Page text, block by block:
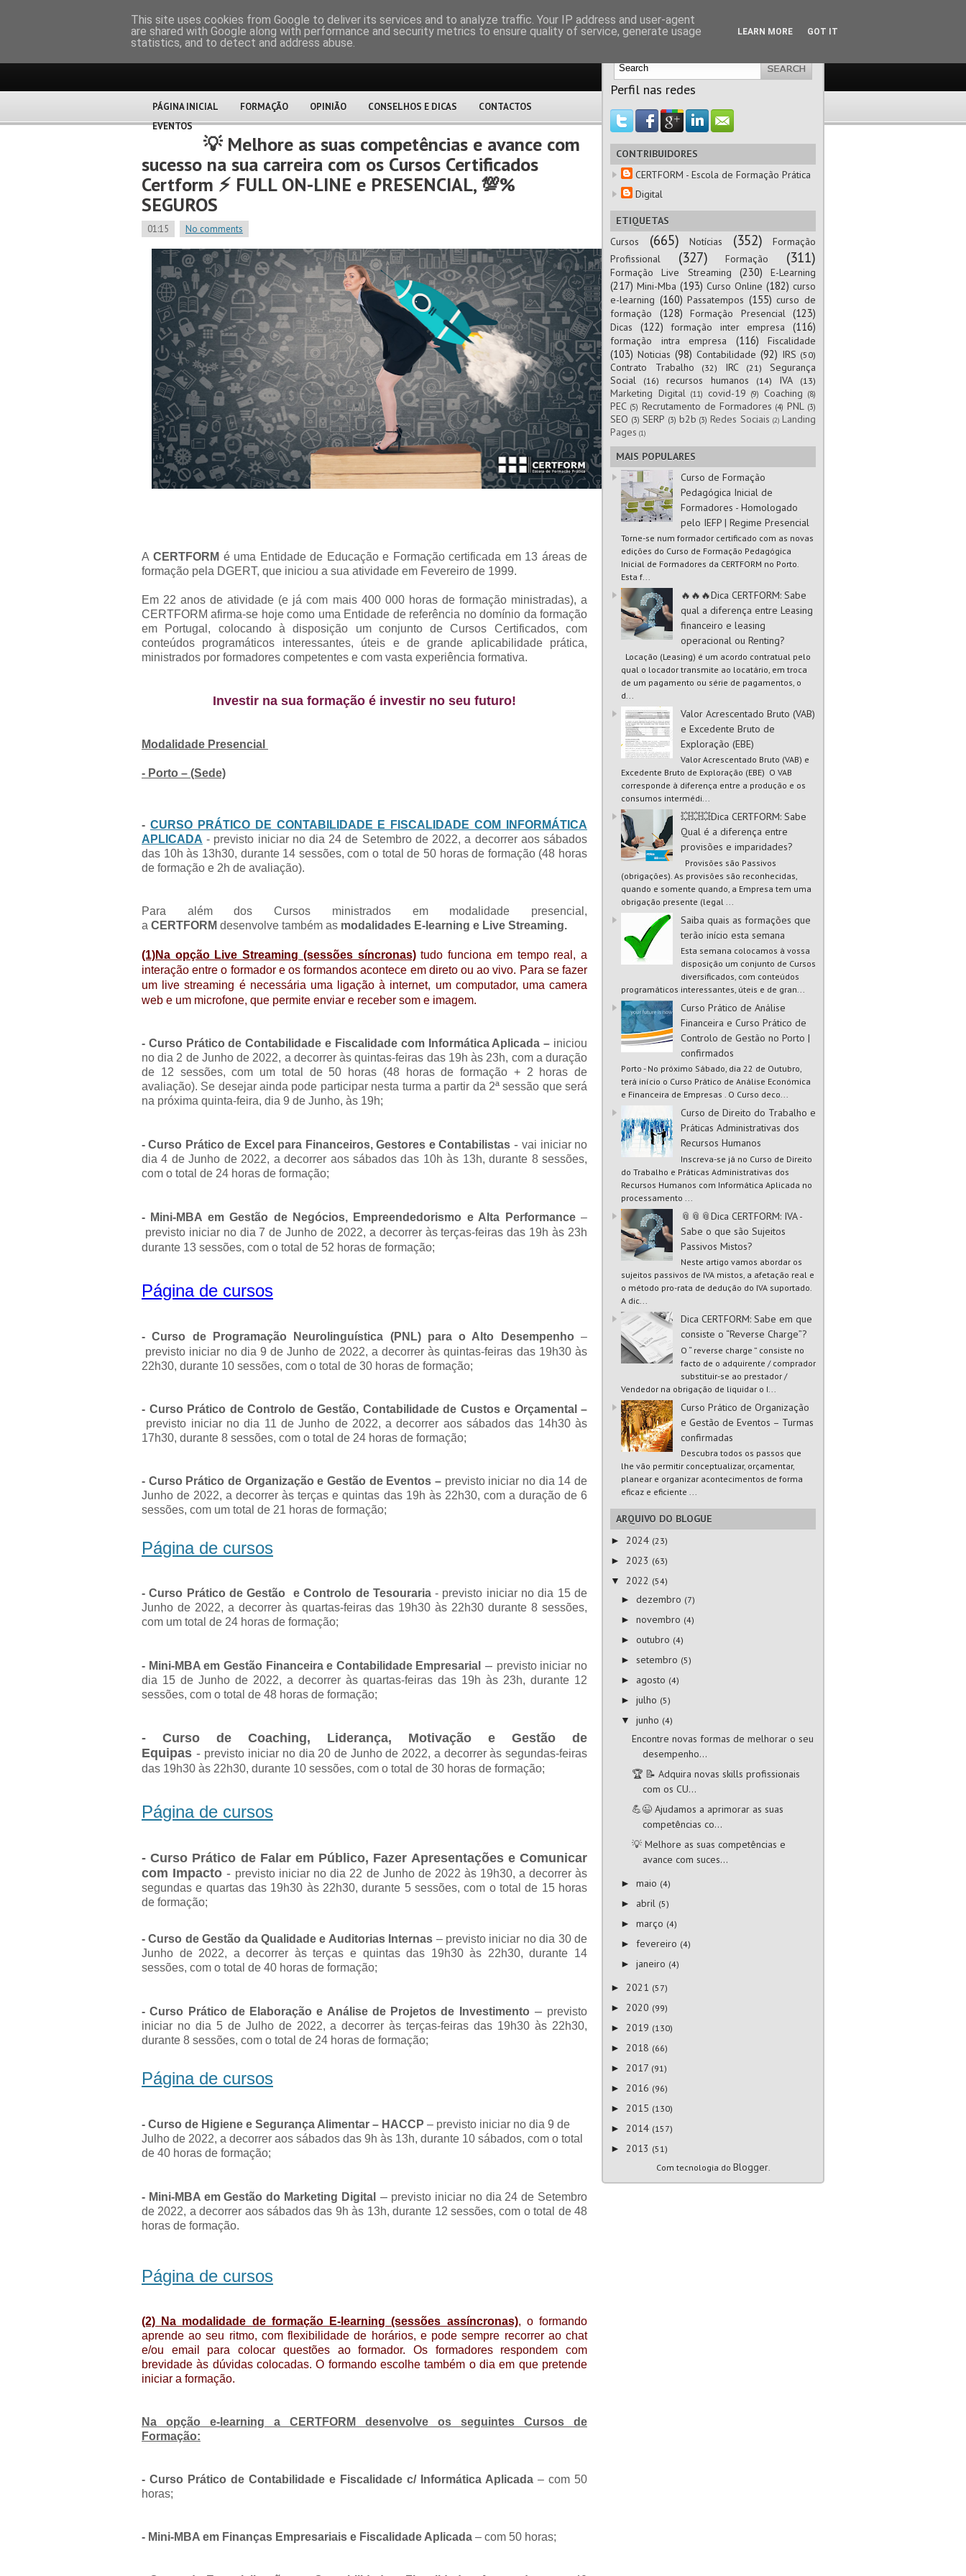
CERTFORM
PÁGINA INICIAL FORMAÇÃO OPINIÃO CONSELHOS E DICAS
CONTACTOS
EVENTOS
💡 Melhore as suas competências e avance com
sucesso na sua carreira com os Cursos Certificados
Certform ⚡️ FULL ON-LINE e PRESENCIAL, 💯%
SEGUROS
01:15 No comments
ACERTFORM é uma Entidade de Educação e Formação certificada em 13 áreas de
formação pela DGERT, que iniciou a sua atividade em Fevereiro de 1999.
Em 22 anos de atividade (e já com mais 400 000 horas de formação ministradas), a
CERTFORM afirma-se hoje como uma Entidade de referência no domínio da formação
em Portugal, colocando à disposição um conjunto de Cursos Certificados, com
conteúdos programáticos interessantes, úteis e de grande aplicabilidade prática,
ministrados por formadores competentes e com vasta experiência formativa.
Investir na sua formação é investir no seu futuro!
Modalidade Presencial
- Porto – (Sede)
- CURSO PRÁTICO DE CONTABILIDADE E FISCALIDADE COM INFORMÁTICA
APLICADA - previsto iniciar no dia 24 de Setembro de 2022, a decorrer aos sábados
das 10h às 13h30, durante 14 sessões, com o total de 50 horas de formação (48 horas
de formação e 2h de avaliação).
Para além dos Cursos ministrados em modalidade presencial,
a CERTFORM desenvolve também as modalidades E-learning e Live Streaming.
(1)Na opção Live Streaming (sessões síncronas)tudo funciona em tempo real, a
interação entre o formador e os formandos acontece em direto ou ao vivo. Para se fazer
um live streaming é necessária uma ligação à internet, um computador, uma camera
web e um microfone, que permite enviar e receber som e imagem.
- Curso Prático de Contabilidade e Fiscalidade com Informática Aplicada – iniciou
no dia 2 de Junho de 2022, a decorrer às quintas-feiras das 19h às 23h, com a duração
de 12 sessões, com um total de 50 horas (48 horas de formação + 2 horas de
avaliação). Se desejar ainda pode participar nesta turma a partir da 2ª sessão que será
na próxima quinta-feira, dia 9 de Junho, às 19h;
- Curso Prático de Excel para Financeiros, Gestores e Contabilistas -vai iniciar no
dia 4 de Junho de 2022, a decorrer aos sábados das 10h às 13h, durante 8 sessões,
com o total de 24 horas de formação;
- Mini-MBA em Gestão de Negócios, Empreendedorismo e Alta Performance–
previsto iniciar no dia 7 de Junho de 2022, a decorrer às terças-feiras das 19h às 23h
durante 13 sessões, com o total de 52 horas de formação;
Página de cursos
- Curso de Programação Neurolinguística (PNL) para o Alto Desempenho –
previsto iniciar no dia 9 de Junho de 2022, a decorrer às quintas-feiras das 19h30 às
22h30, durante 10 sessões, com o total de 30 horas de formação;
- Curso Prático de Controlo de Gestão, Contabilidade de Custos e Orçamental –
previsto iniciar no dia 11 de Junho de 2022, a decorrer aos sábados das 14h30 às
17h30, durante 8 sessões, com o total de 24 horas de formação;
- Curso Prático de Organização e Gestão de Eventos – previsto iniciar no dia 14 de
Junho de 2022, a decorrer às terças e quintas das 19h às 22h30, com a duração de 6
sessões, com um total de 21 horas de formação;
Página de cursos
- Curso Prático de Gestão e Controlo de Tesouraria- previsto iniciar no dia 15 de
Junho de 2022, a decorrer às quartas-feiras das 19h30 às 22h30 durante 8 sessões,
com um total de 24 horas de formação;
- Mini-MBA em Gestão Financeira e Contabilidade Empresarial – previsto iniciar no
dia 15 de Junho de 2022, a decorrer às quartas-feiras das 19h às 23h, durante 12
sessões, com o total de 48 horas de formação;
- Curso de Coaching, Liderança, Motivação e Gestão de
Equipas - previsto iniciar no dia 20 de Junho de 2022, a decorrer às segundas-feiras
das 19h30 às 22h30, durante 10 sessões, com o total de 30 horas de formação;
Página de cursos
- Curso Prático de Falar em Público, Fazer Apresentações e Comunicar
com Impacto - previsto iniciar no dia 22 de Junho de 2022 às 19h30, a decorrer às
segundas e quartas das 19h30 às 22h30, durante 5 sessões, com o total de 15 horas
de formação;
- Curso de Gestão da Qualidade e Auditorias Internas – previsto iniciar no dia 30 de
Junho de 2022, a decorrer às terças e quintas das 19h30 às 22h30, durante 14
sessões, com o total de 40 horas de formação;
- Curso Prático de Elaboração e Análise de Projetos de Investimento – previsto
iniciar no dia 5 de Julho de 2022, a decorrer às terças-feiras das 19h30 às 22h30,
durante 8 sessões, com o total de 24 horas de formação;
Página de cursos
- Curso de Higiene e Segurança Alimentar – HACCP – previsto iniciar no dia 9 de
Julho de 2022, a decorrer aos sábados das 9h às 13h, durante 10 sábados, com o total
de 40 horas de formação;
- Mini-MBA em Gestão do Marketing Digital – previsto iniciar no dia 24 de Setembro
de 2022, a decorrer aos sábados das 9h às 13h, durante 12 sessões, com o total de 48
horas de formação.
Página de cursos
(2) Na modalidade de formação E-learning (sessões assíncronas), o formando
aprende ao seu ritmo, com flexibilidade de horários, e pode sempre recorrer ao chat
e/ou email para colocar questões ao formador. Os formadores respondem com
brevidade às dúvidas colocadas. O formando escolhe também o dia em que pretende
iniciar a formação.
Na opção e-learning a CERTFORM desenvolve os seguintes Cursos de
Formação:
- Curso Prático de Contabilidade e Fiscalidade c/ Informática Aplicada – com 50
horas;
- Mini-MBA em Finanças Empresariais e Fiscalidade Aplicada – com 50 horas;
Perfil nas redes
CONTRIBUIDORES
CERTFORM - Escola de Formação Prática
Digital
ETIQUETAS
Cursos
(665) Notícias (352)
Formação
Profissional
(327) Formação (311)
Formação Live Streaming (230) E-Learning
(217) Mini-Mba (193) Curso Online (182) curso
e-learning (160) Passatempos (155) curso de
formação
(128) Formação Presencial (123)
Dicas (122) formação inter empresa (116)
formação intra empresa (116) Fiscalidade
(103) Noticias (98) Contabilidade (92) IRS (50)
Contrato Trabalho (32) IRC (21)
Segurança
Social
(16) recursos humanos (14) IVA (13)
Marketing Digital (11) covid-19 (9) Coaching (8)
PEC (5) Recrutamento de Formadores (4) PNL (3)
SEO (3) SERP (3) b2b (3) Redes Sociais (2) Landing
Pages (1)
MAIS POPULARES
Curso de Formação
Pedagógica Inicial de
Formadores - Homologado
pelo IEFP | Regime Presencial
Torne-se num formador certificado com as novas
edições do Curso de Formação Pedagógica
Inicial de Formadores da CERTFORM no Porto.
Esta f...
🔥🔥🔥Dica CERTFORM: Sabe
qual a diferença entre Leasing
financeiro e leasing
operacional ou Renting?
Locação (Leasing) é um acordo contratual pelo
qual o locador transmite ao locatário, em troca
de um pagamento ou série de pagamentos, o
d...
Valor Acrescentado Bruto (VAB)
e Excedente Bruto de
Exploração (EBE)
Valor Acrescentado Bruto (VAB) e
Excedente Bruto de Exploração (EBE) O VAB
corresponde à diferença entre a produção e os
consumos intermédi...
💥💥💥Dica CERTFORM: Sabe
Qual é a diferença entre
provisões e imparidades?
Provisões são Passivos
(obrigações). As provisões são reconhecidas,
quando e somente quando, a Empresa tem uma
obrigação presente (legal ...
Saiba quais as formações que
terão início esta semana
Esta semana colocamos à vossa
disposição um conjunto de Cursos
diversificados, com conteúdos
programáticos interessantes, úteis e de gran...
Curso Prático de Análise
Financeira e Curso Prático de
Controlo de Gestão no Porto |
confirmados
Porto - No próximo Sábado, dia 22 de Outubro,
terá início o Curso Prático de Análise Económica
e Financeira de Empresas . O Curso deco...
Curso de Direito do Trabalho e
Práticas Administrativas dos
Recursos Humanos
Inscreva-se já no Curso de Direito
do Trabalho e Práticas Administrativas dos
Recursos Humanos com Informática Aplicada no
processamento ...
📎📎📎Dica CERTFORM: IVA -
Sabe o que são Sujeitos
Passivos Mistos?
Neste artigo vamos abordar os
sujeitos passivos de IVA mistos, a afetação real e
o método pro-rata de dedução do IVA suportado.
A dic...
Dica CERTFORM: Sabe em que
consiste o “Reverse Charge”?
O “ reverse charge ” consiste no
facto de o adquirente / comprador
substituir-se ao prestador /
Vendedor na obrigação de liquidar o I...
Curso Prático de Organização
e Gestão de Eventos – Turmas
confirmadas
Descubra todos os passos que
lhe vão permitir conceptualizar, orçamentar,
planear e organizar acontecimentos de forma
eficaz e eficiente ...
ARQUIVO DO BLOGUE
► 2024 (23)
► 2023 (63)
▼ 2022 (54)
►dezembro (7)
►novembro (4)
►outubro (4)
► setembro (5)
► agosto (4)
►julho (5)
▼junho (4)
Encontre novas formas de melhorar o seu
desempenho...
🏆 📝 Adquira novas skills profissionais
com os CU...
💪😉 Ajudamos a aprimorar as suas
competências co...
💡 Melhore as suas competências e
avance com suces...
►maio (4)
► abril (5)
►março (4)
►fevereiro (4)
►janeiro (4)
► 2021 (57)
► 2020 (99)
► 2019 (130)
► 2018 (66)
► 2017 (91)
► 2016 (96)
► 2015 (130)
► 2014 (157)
► 2013 (51)
Com tecnologia do Blogger.
This site uses cookies from Google to deliver its services and to analyze traffic. Your IP address and user-agent
are shared with Google along with performance and security metrics to ensure quality of service, generate usage
statistics, and to detect and address abuse.
LEARN MORE GOT IT